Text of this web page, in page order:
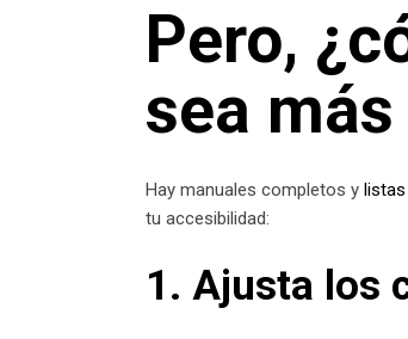
Pero,
sea
Hay manuales completos y
tu accesibilidad:
1. Ajusta los